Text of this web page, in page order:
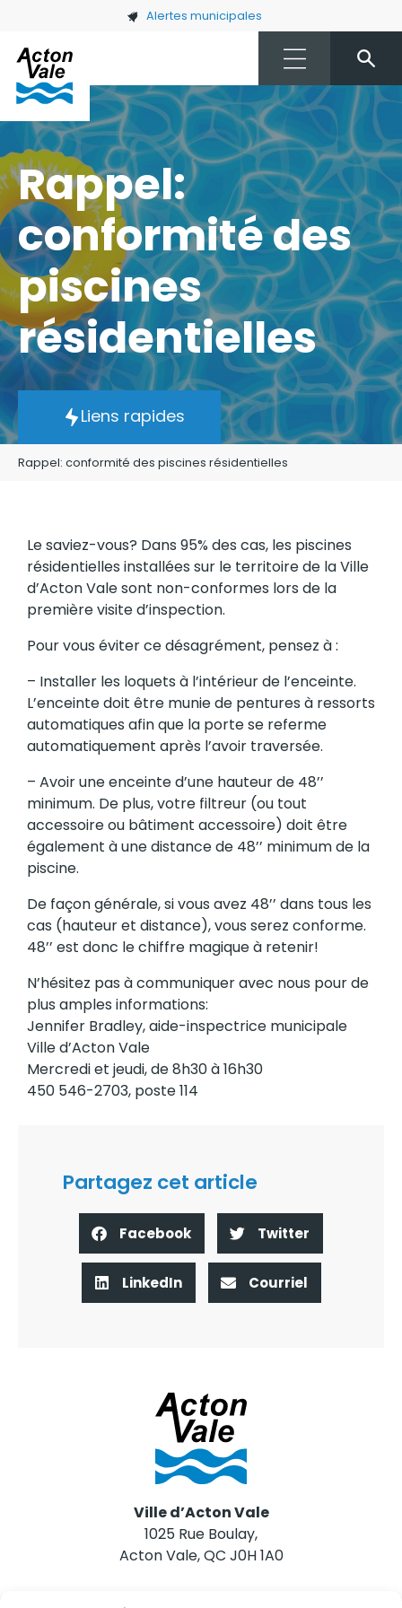
Skip to main content Alertes municipales
Rappel:
conformité des
piscines
résidentielles
Liens rapides
Rappel: conformité des piscines résidentielles
Le saviez-vous? Dans 95% des cas, les piscines
résidentielles installées sur le territoire de la Ville
d’Acton Vale sont non-conformes lors de la
première visite d’inspection.
Pour vous éviter ce désagrément, pensez à :
– Installer les loquets à l’intérieur de l’enceinte.
L’enceinte doit être munie de pentures à ressorts
automatiques afin que la porte se referme
automatiquement après l’avoir traversée.
– Avoir une enceinte d’une hauteur de 48’’
minimum. De plus, votre filtreur (ou tout
accessoire ou bâtiment accessoire) doit être
également à une distance de 48’’ minimum de la
piscine.
De façon générale, si vous avez 48’’ dans tous les
cas (hauteur et distance), vous serez conforme.
48’’ est donc le chiffre magique à retenir!
N’hésitez pas à communiquer avec nous pour de
plus amples informations:
Jennifer Bradley, aide-inspectrice municipale
Ville d’Acton Vale
Mercredi et jeudi, de 8h30 à 16h30
450 546-2703, poste 114
Partagez cet article
Facebook Twitter
LinkedIn Courriel
Ville d’Acton Vale
1025 Rue Boulay,
Acton Vale, QC J0H 1A0